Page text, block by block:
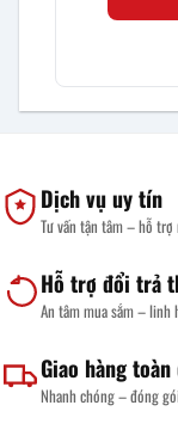
Dịch vụ uy tín
Tư vấn tận tâm – hỗ trợ
Hỗ trợ đổi trả
An tâm mua sắm – linh
Giao hàng toàn
Nhanh chóng – đóng